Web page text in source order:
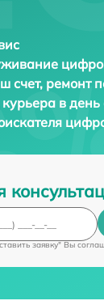
счет, ремонт
в
заявку" Вы